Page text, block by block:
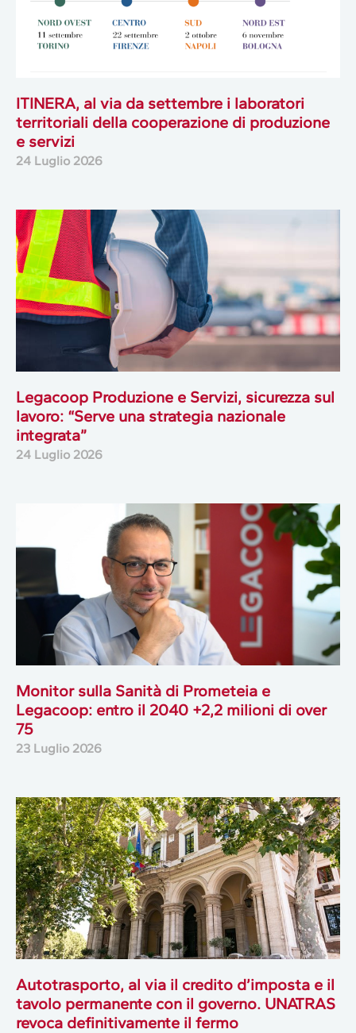
ITINERA, al via da settembre i laboratori
territoriali della cooperazione di produzione
e servizi
24 Luglio 2026
Legacoop Produzione e Servizi, sicurezza sul
lavoro: “Serve una strategia nazionale
integrata”
24 Luglio 2026
Monitor sulla Sanità di Prometeia e
Legacoop: entro il 2040 +2,2 milioni di over
75
23 Luglio 2026
Autotrasporto, al via il credito d’imposta e il
tavolo permanente con il governo. UNATRAS
revoca definitivamente il fermo